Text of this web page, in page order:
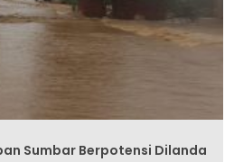
Sumbar Berpotensi Dilanda